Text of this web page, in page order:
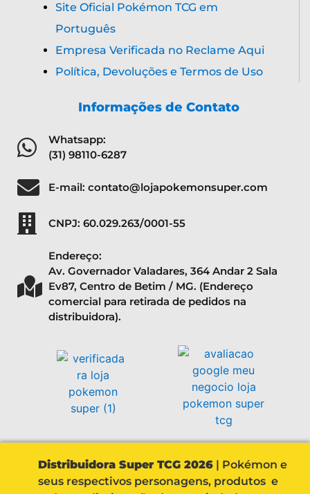
Site Oficial Pokémon TCG em
Português
Empresa Verificada no Reclame Aqui
Política, Devoluções e Termos de Uso
Informações de Contato
Whatsapp:
(31) 98110-6287
E-mail: contato@lojapokemonsuper.com
CNPJ: 60.029.263/0001-55
Endereço:
Av. Governador Valadares, 364 Andar 2 Sala
Ev87, Centro de Betim / MG. (Endereço
comercial para retirada de pedidos na
distribuidora).
Distribuidora Super TCG 2026 | Pokémon e
seus respectivos personagens, produtos e